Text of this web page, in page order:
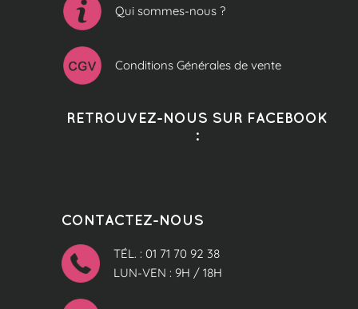
Qui sommes-nous ?
Conditions Générales de vente
RETROUVEZ-NOUS SUR FACEBOOK
:
CONTACTEZ-NOUS
TÉL. : 01 71 70 92 38
LUN-VEN : 9H / 18H